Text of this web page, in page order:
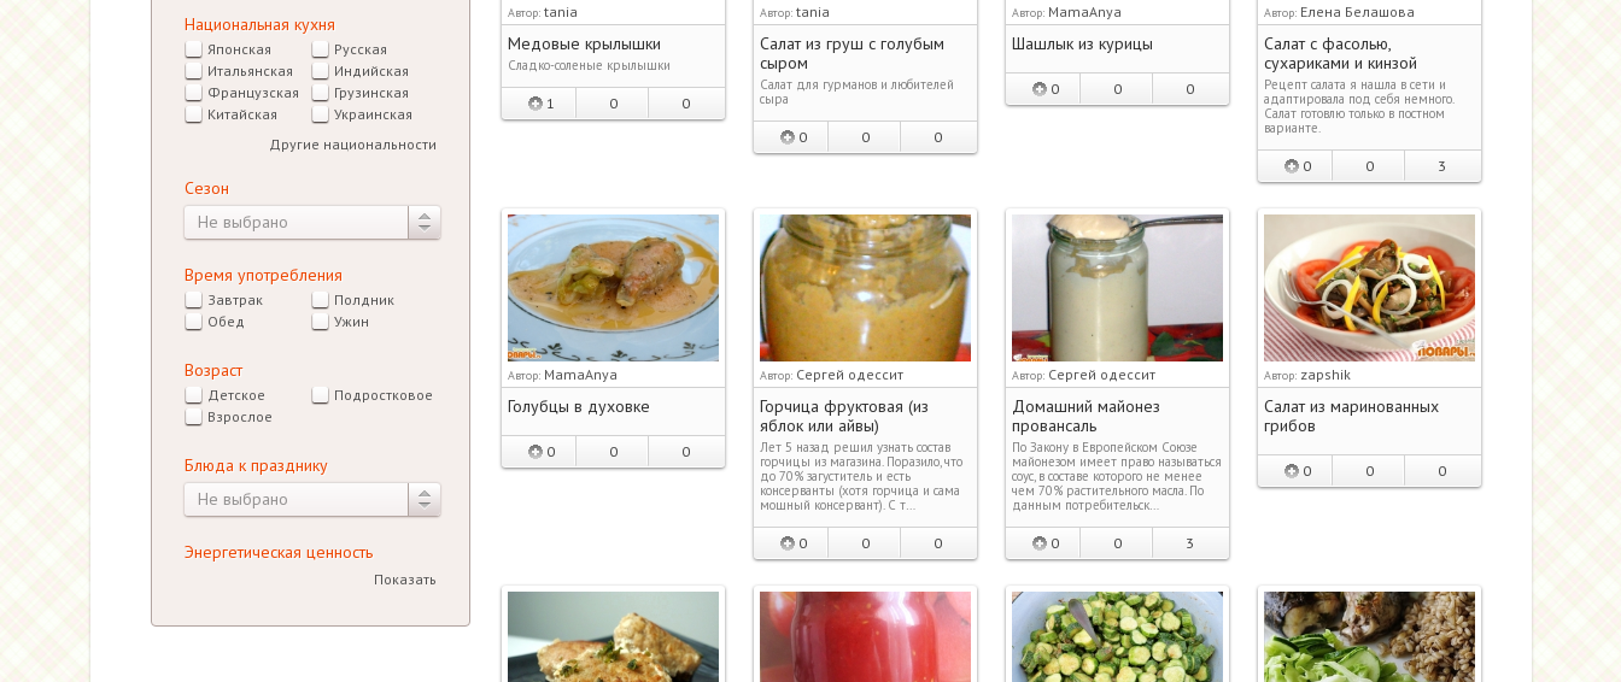
Автор: tania
Медовые крылышки
Сладко-соленые крылышки
1 0 0
Автор: tania
Салат из груш с голубым
сыром
Салат для гурманов и любителей
сыра
0 0 0
Автор: MamaAnya
Шашлык из курицы
0 0 0
Автор: Елена Белашова
Салат с фасолью,
сухариками и кинзой
Рецепт салата я нашла в сети и
адаптировала под себя немного.
Салат готовлю только в постном
варианте.
0 0 3
Автор: MamaAnya
Голубцы в духовке
0 0 0
Автор: Сергей одессит
Горчица фруктовая (из
яблок или айвы)
Лет 5 назад решил узнать состав
горчицы из магазина. Поразило, что
до 70% загуститель и есть
консерванты (хотя горчица и сама
мощный консервант). С т…
0 0 0
Автор: Сергей одессит
Домашний майонез
провансаль
По Закону в Европейском Союзе
майонезом имеет право называться
соус, в составе которого не менее
чем 70% растительного масла. По
данным потребительск…
0 0 3
Автор: zapshik
Салат из маринованных
грибов
0 0 0
Национальная кухня
Японская
Русская
Итальянская
Индийская
Французская
Грузинская
Китайская
Украинская
Другие национальности
Сезон
Не выбрано
Время употребления
Завтрак
Полдник
Обед
Ужин
Возраст
Детское
Подростковое
Взрослое
Блюда к празднику
Не выбрано
Энергетическая ценность
Показать